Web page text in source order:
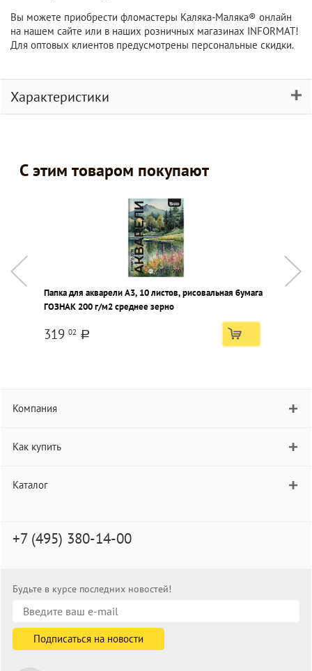
Вы можете приобрести фломастеры Каляка-Маляка® онлайн
на нашем сайте или в наших розничных магазинах INFORMAT!
Для оптовых клиентов предусмотрены персональные скидки.
Характеристики
С этим товаром покупают
Папка для акварели А3, 10 листов, рисовальная бумага
ГОЗНАК 200 г/м2 среднее зерно
319 02 a
Компания
Как купить
Каталог
+7 (495) 380-14-00
Будьте в курсе последних новостей!